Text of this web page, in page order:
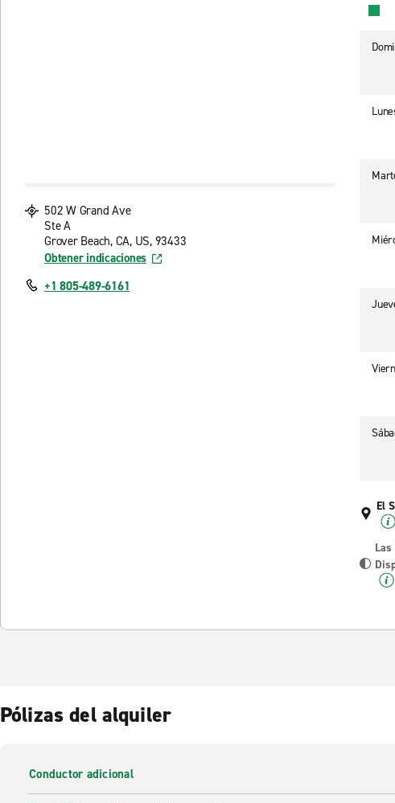
502 W Grand Ave
Ste A
Grover Beach, CA, US, 93433
Obtener indicaciones
+1 805-489-6161
El
Pólizas del alquiler
Conductor adicional